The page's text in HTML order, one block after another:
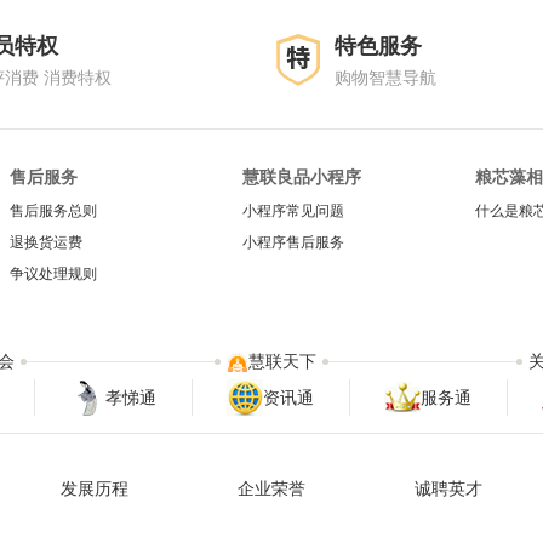
特权
消费 消费特权
特色服务
购物智慧导航
售后服务
售后服务总则
退换货运费
争议处理规则
慧联良品小程序
小程序常见问题
小程序售后服务
粮芯藻
什么是粮
孝悌通 资讯通 服务通
慧联天下
发展历程 企业荣誉 诚聘英才